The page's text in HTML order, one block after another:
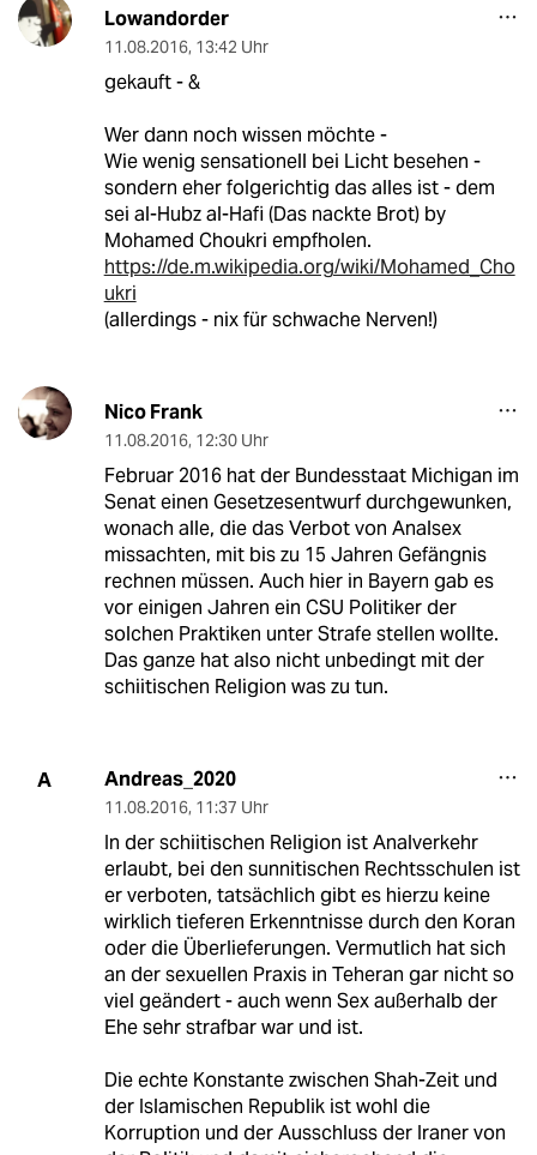
Lowandorder
11.08.2016, 13:42 Uhr
gekauft - &
Wer dann noch wissen möchte -
Wie wenig sensationell bei Licht besehen -
sondern eher folgerichtig das alles ist - dem
sei al-Hubz al-Hafi (Das nackte Brot) by
Mohamed Choukri empfholen.
https://de.m.wikipedia.org/wiki/Mohamed_Cho
ukri
(allerdings - nix für schwache Nerven!)
Nico Frank
11.08.2016, 12:30 Uhr
Februar 2016 hat der Bundesstaat Michigan im
Senat einen Gesetzesentwurf durchgewunken,
wonach alle, die das Verbot von Analsex
missachten, mit bis zu 15 Jahren Gefängnis
rechnen müssen. Auch hier in Bayern gab es
vor einigen Jahren ein CSU Politiker der
solchen Praktiken unter Strafe stellen wollte.
Das ganze hat also nicht unbedingt mit der
schiitischen Religion was zu tun.
A Andreas_2020
11.08.2016, 11:37 Uhr
In der schiitischen Religion ist Analverkehr
erlaubt, bei den sunnitischen Rechtsschulen ist
er verboten, tatsächlich gibt es hierzu keine
wirklich tieferen Erkenntnisse durch den Koran
oder die Überlieferungen. Vermutlich hat sich
an der sexuellen Praxis in Teheran gar nicht so
viel geändert - auch wenn Sex außerhalb der
Ehe sehr strafbar war und ist.
Die echte Konstante zwischen Shah-Zeit und
der Islamischen Republik ist wohl die
Korruption und der Ausschluss der Iraner von